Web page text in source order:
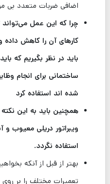
اضافی ضربات متعدد بی
چرا که این عمل
کارهای آن را کاهش
باید در نظر بگیریم که
ساختمانی برای انجام
شده اند استفاده کرد
همچنین باید به این
ویبراتور دریلی معیوب
استفاده نگردد.
بهتر از قبل از آنکه
تعمیرات مختلف را بر